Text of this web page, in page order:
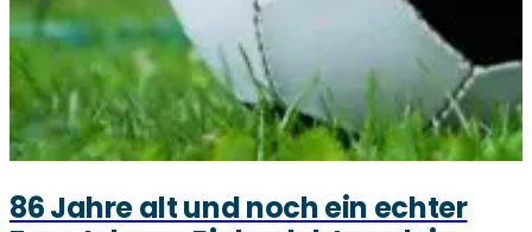
86 Jahre alt und noch ein echter